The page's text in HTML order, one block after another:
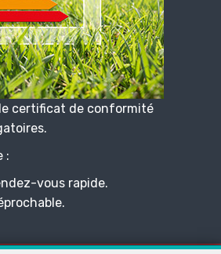
certificat de conformité
:
vous rapide.